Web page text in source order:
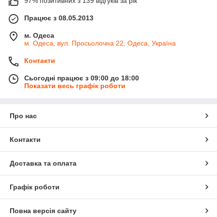
вул. Київська, 102Ж.
🚛 Чим ми займаємося:
Оптова та роздрібна торгівля автозапчастинами для
вантажних авто (DAF, MAN, Volvo, Mercedes-Benz,
продукції
Комплексне обслуговування корпоративних клієнтів,
товару на складі
👥Наша команда
Команда «Жером-Авто» — цевисококваліфіковані
фахівці, які щоденно допомагають клієнтам ефективно
вирішувати задачі з підбору запчастин, технічного супроводу
Ми завжди відкриті до нових партнерів. Запрошуємо до
Працює з 08.05.2013
м. Одеса
м. Одеса, вул. Просьолочна 22, Одеса, Україна
Контакти
Сьогодні працює з 09:00 до 18:00
Показати весь графік роботи
Про нас
Контакти
Доставка та оплата
Графік роботи
Повна версія сайту